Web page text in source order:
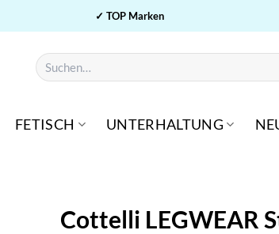
✓ TOP Marken
Suchen
nach:
FETISCH UNTERHALTUNG
Cottelli LEGWEAR